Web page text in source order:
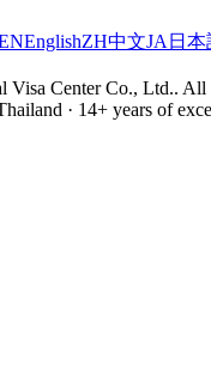
EnglishZH中文JA 日本
Visa Center Co., Ltd.. All
· 14+ years of